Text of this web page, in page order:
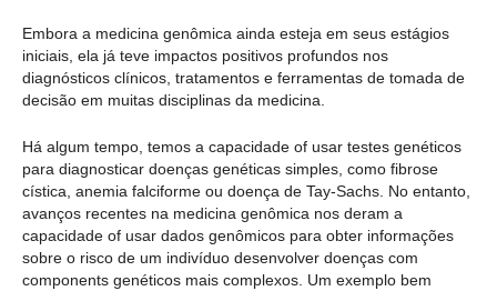
Embora a medicina genômica ainda esteja em seus estágios
iniciais, ela já teve impactos positivos profundos nos
diagnósticos clínicos, tratamentos e ferramentas de tomada de
decisão em muitas disciplinas da medicina.
Há algum tempo, temos a capacidade of usar testes genéticos
para diagnosticar doenças genéticas simples, como fibrose
cística, anemia falciforme ou doença de Tay-Sachs. No entanto,
avanços recentes na medicina genômica nos deram a
capacidade of usar dados genômicos para obter informações
sobre o risco de um indivíduo desenvolver doenças com
components genéticos mais complexos. Um exemplo bem